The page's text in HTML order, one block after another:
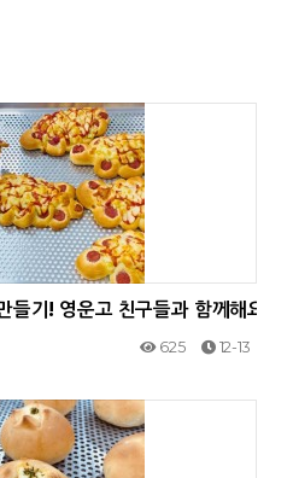
들기! 영운고 친구들과 함께해요!
625 12-13